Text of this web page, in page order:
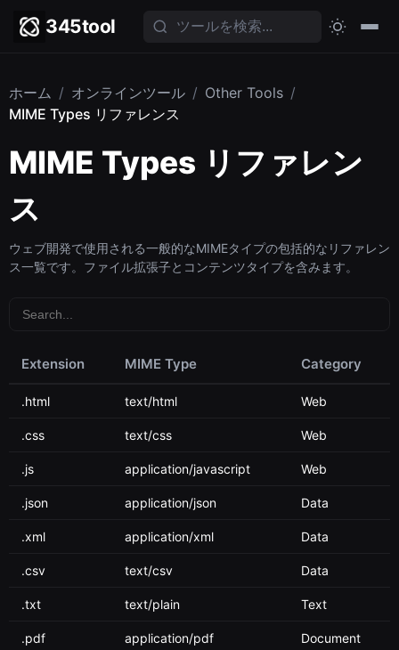
345tool
ホーム / オンラインツール / Other Tools /
MIME Types リファレンス
MIME Types リファレン
ス
ウェブ開発で使用される一般的なMIMEタイプの包括的なリファレン
ス一覧です。ファイル拡張子とコンテンツタイプを含みます。
Extension MIME Type Category
.html text/html Web
.css text/css Web
.js application/javascript Web
.json application/json Data
.xml application/xml Data
.csv text/csv Data
.txt text/plain Text
.pdf application/pdf Document